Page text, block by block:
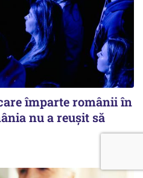
împarte românii în
nu a reușit să